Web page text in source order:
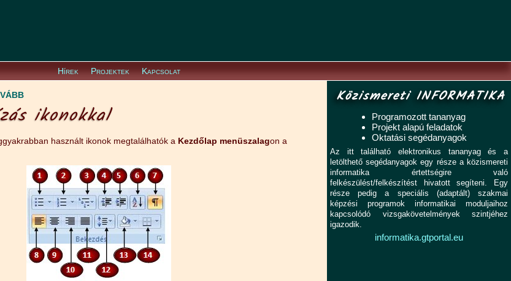
Hírek Projektek Kapcsolat
ikonokkal
használt ikonok megtalálhatók a Kezdőlap menüszalagon a
Közismereti INFORMATIKA
Programozott tananyag
Projekt alapú feladatok
Oktatási segédanyagok
Az itt található elektronikus tananyag és a
letölthető segédanyagok egy része a közismereti
informatika értettségire való
felkészülést/felkészítést hivatott segíteni. Egy
része pedig a speciális (adaptált) szakmai
képzési programok informatikai moduljaihoz
kapcsolódó vizsgakövetelmények szintjéhez
igazodik.
informatika.gtportal.eu